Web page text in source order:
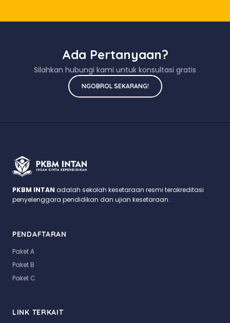
Ada Pertanyaan?
Silahkan hubungi kami untuk konsultasi gratis
NGOBROL SEKARANG!
PKBM INTAN adalah sekolah kesetaraan resmi terakreditasi
penyelenggara pendidikan dan ujian kesetaraan.
PENDAFTARAN
Paket A
Paket B
Paket C
LINK TERKAIT